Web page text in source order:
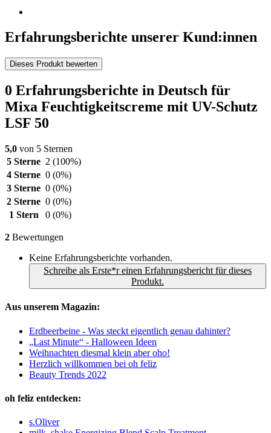
Erfahrungsberichte unserer Kund:innen
Dieses Produkt bewerten
0 Erfahrungsberichte in Deutsch für
Mixa Feuchtigkeitscreme mit UV-Schutz
LSF 50
5,0 von 5 Sternen
5 Sterne 2 (100%)
4 Sterne 0 (0%)
3 Sterne 0 (0%)
2 Sterne 0 (0%)
1 Stern
0 (0%)
2 Bewertungen
Keine Erfahrungsberichte vorhanden.
Schreibe als Erste*r einen Erfahrungsbericht für dieses
Produkt.
Aus unserem Magazin:
Erdbeerbeine - Was steckt eigentlich genau dahinter?
„Last Minute“ - Halloween Ideen
Weihnachten diesmal klein aber oho!
Herzlich willkommen bei oh feliz
Beauty Trends 2022
oh feliz entdecken:
s.Oliver